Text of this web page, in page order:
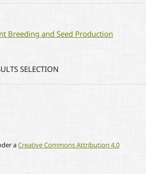
Breeding and Seed Production
SELECTION
aCreative Commons Attribution 4.0